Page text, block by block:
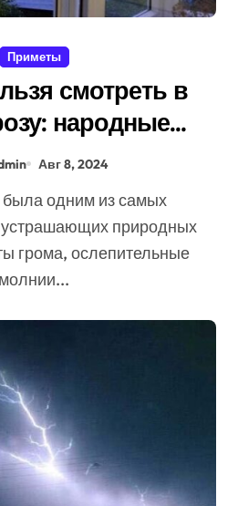
Приметы
смотреть в
народные
Авг 8, 2024
природных
грома, ослепительные
молнии...